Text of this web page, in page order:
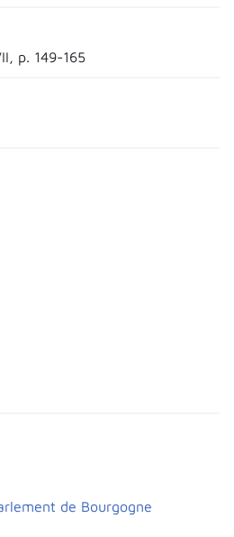
p. 149-165
de Bourgogne